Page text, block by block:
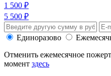
1 500 ₽
5 500 ₽
Единоразово
Отменить ежемесячное
момент здесь